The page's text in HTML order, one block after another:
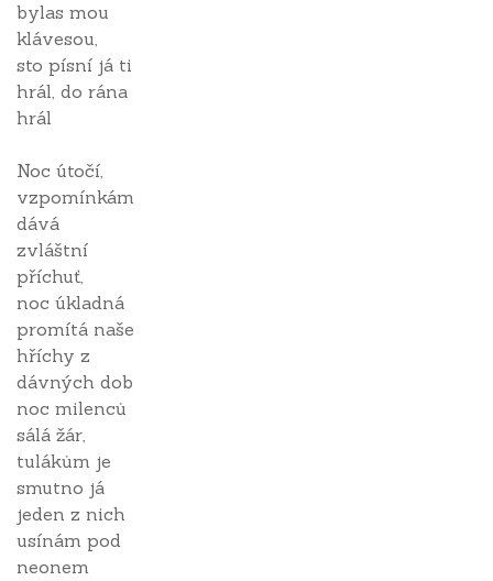
bylas mou
klávesou,
sto písní já ti
hrál, do rána
hrál
Noc útočí,
vzpomínkám
dává
zvláštní
příchuť,
noc úkladná
promítá naše
hříchy z
dávných dob
noc milenců
sálá žár,
tulákům je
smutno já
jeden z nich
usínám pod
neonem